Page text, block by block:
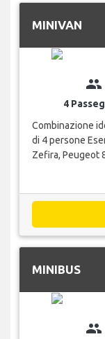
MINIVAN
group
4
Combinazione
di 4 persone
Zefira, Peugeot
MINIBUS
group